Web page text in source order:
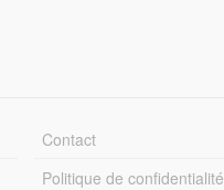
Contact
Politique de confidentialité